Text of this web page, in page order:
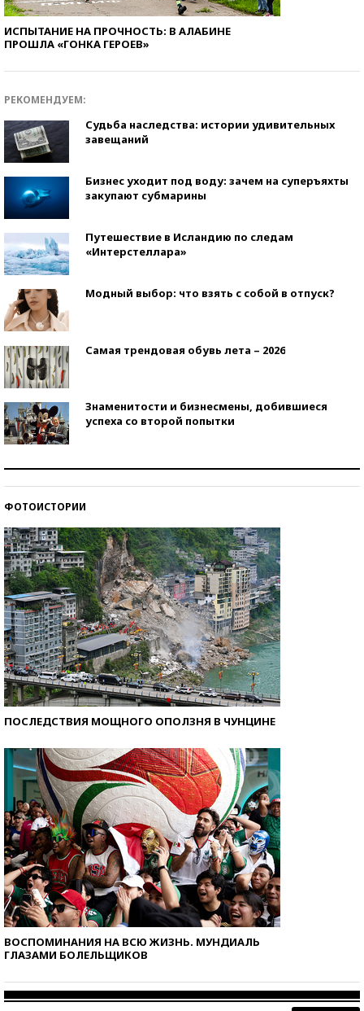
ИСПЫТАНИЕ НА ПРОЧНОСТЬ: В АЛАБИНЕ
ПРОШЛА «ГОНКА ГЕРОЕВ»
РЕКОМЕНДУЕМ:
Судьба наследства: истории удивительных
завещаний
Бизнес уходит под воду: зачем на суперъяхты
закупают субмарины
Путешествие в Исландию по следам
«Интерстеллара»
Модный выбор: что взять с собой в отпуск?
Самая трендовая обувь лета – 2026
Знаменитости и бизнесмены, добившиеся
успеха со второй попытки
ФОТОИСТОРИИ
ПОСЛЕДСТВИЯ МОЩНОГО ОПОЛЗНЯ В ЧУНЦИНЕ
ВОСПОМИНАНИЯ НА ВСЮ ЖИЗНЬ. МУНДИАЛЬ
ГЛАЗАМИ БОЛЕЛЬЩИКОВ